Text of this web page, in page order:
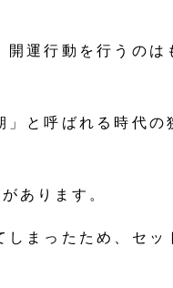
運行動を行うのは
と呼ばれる時代の
あります。
まったため、セッ